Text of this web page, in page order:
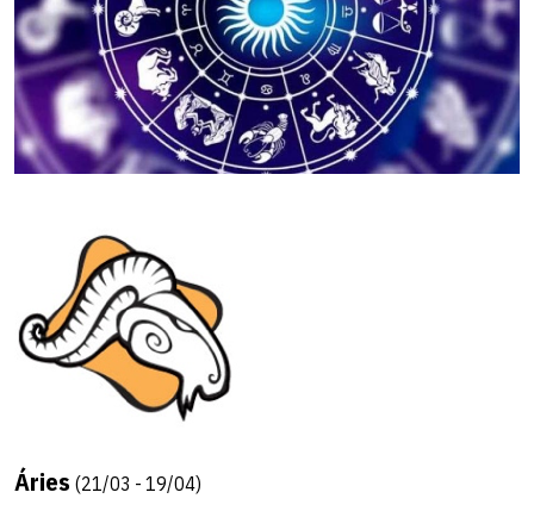
Áries (21/03 - 19/04)